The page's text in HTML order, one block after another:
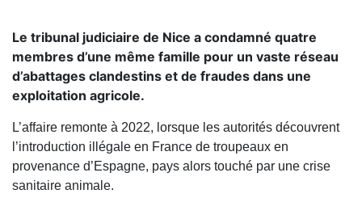
Le tribunal judiciaire de Nice a condamné quatre
membres d’une même famille pour un vaste réseau
d’abattages clandestins et de fraudes dans une
exploitation agricole.
L’affaire remonte à 2022, lorsque les autorités découvrent
l’introduction illégale en France de troupeaux en
provenance d’Espagne, pays alors touché par une crise
sanitaire animale.